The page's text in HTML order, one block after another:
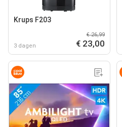
Krups F203
3 dagen
€ 26,99
€ 23,00